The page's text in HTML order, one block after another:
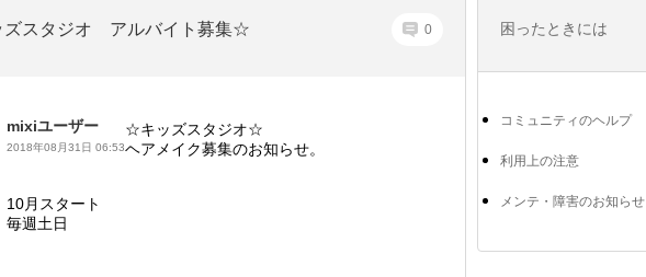
ズスタジオ アルバイト募集☆ 0
mixiユーザー
2018年08月31日 06:53
☆キッズスタジオ☆
ヘアメイク募集のお知らせ。
10月スタート
毎週土日
困ったときには
コミュニティのヘルプ
利用上の注意
メンテ・障害のお知らせ